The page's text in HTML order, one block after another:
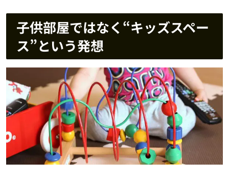
子供部屋ではなく“キッズスペー
ス”という発想